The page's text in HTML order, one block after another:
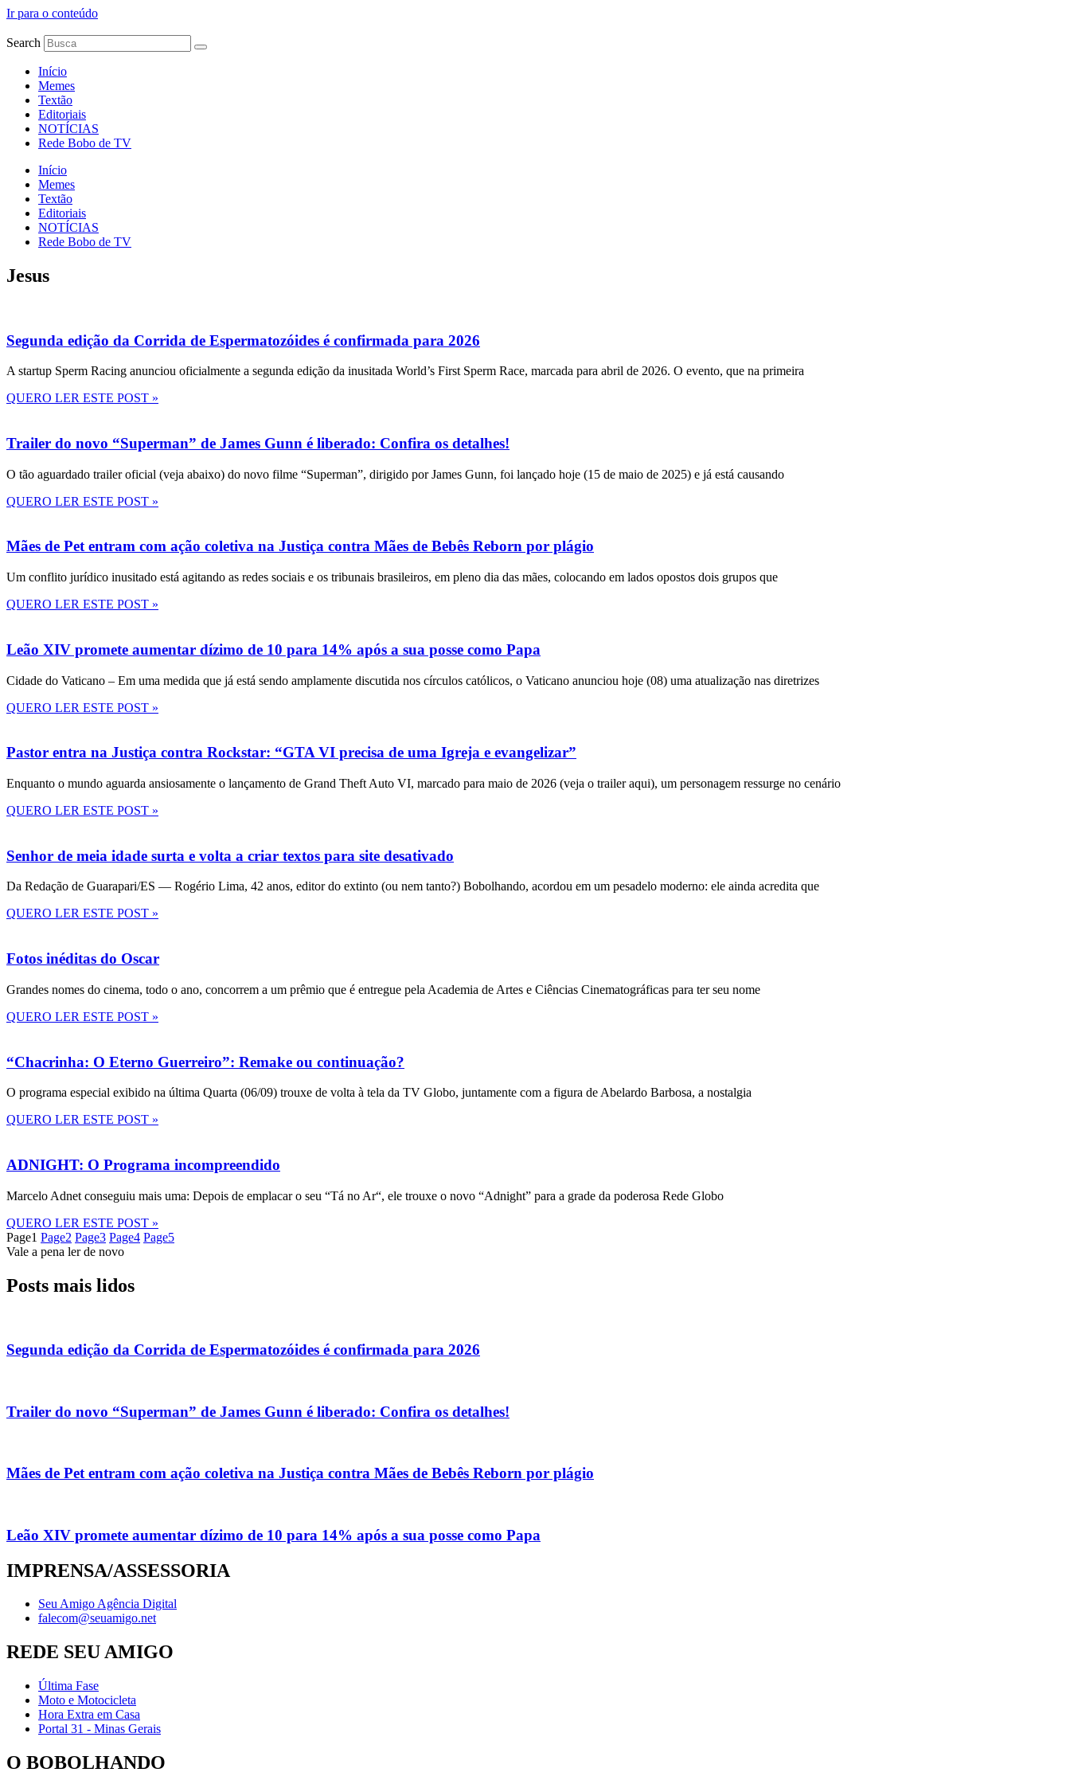
Ir para o conteúdo
Search
Início
Memes
Textão
Editoriais
NOTÍCIAS
Rede Bobo de TV
Início
Memes
Textão
Editoriais
NOTÍCIAS
Rede Bobo de TV
Jesus
Segunda edição da Corrida de Espermatozóides é confirmada para 2026
A startup Sperm Racing anunciou oficialmente a segunda edição da inusitada World’s First Sperm Race, marcada para abril de 2026. O evento, que na primeira
QUERO LER ESTE POST »
Trailer do novo “Superman” de James Gunn é liberado: Confira os detalhes!
O tão aguardado trailer oficial (veja abaixo) do novo filme “Superman”, dirigido por James Gunn, foi lançado hoje (15 de maio de 2025) e já está causando
QUERO LER ESTE POST »
Mães de Pet entram com ação coletiva na Justiça contra Mães de Bebês Reborn por plágio
Um conflito jurídico inusitado está agitando as redes sociais e os tribunais brasileiros, em pleno dia das mães, colocando em lados opostos dois grupos que
QUERO LER ESTE POST »
Leão XIV promete aumentar dízimo de 10 para 14% após a sua posse como Papa
Cidade do Vaticano – Em uma medida que já está sendo amplamente discutida nos círculos católicos, o Vaticano anunciou hoje (08) uma atualização nas diretrizes
QUERO LER ESTE POST »
Pastor entra na Justiça contra Rockstar: “GTA VI precisa de uma Igreja e evangelizar”
Enquanto o mundo aguarda ansiosamente o lançamento de Grand Theft Auto VI, marcado para maio de 2026 (veja o trailer aqui), um personagem ressurge no cenário
QUERO LER ESTE POST »
Senhor de meia idade surta e volta a criar textos para site desativado
Da Redação de Guarapari/ES — Rogério Lima, 42 anos, editor do extinto (ou nem tanto?) Bobolhando, acordou em um pesadelo moderno: ele ainda acredita que
QUERO LER ESTE POST »
Fotos inéditas do Oscar
Grandes nomes do cinema, todo o ano, concorrem a um prêmio que é entregue pela Academia de Artes e Ciências Cinematográficas para ter seu nome
QUERO LER ESTE POST »
“Chacrinha: O Eterno Guerreiro”: Remake ou continuação?
O programa especial exibido na última Quarta (06/09) trouxe de volta à tela da TV Globo, juntamente com a figura de Abelardo Barbosa, a nostalgia
QUERO LER ESTE POST »
ADNIGHT: O Programa incompreendido
Marcelo Adnet conseguiu mais uma: Depois de emplacar o seu “Tá no Ar“, ele trouxe o novo “Adnight” para a grade da poderosa Rede Globo
QUERO LER ESTE POST »
Page1 Page2 Page3 Page4 Page5
Vale a pena ler de novo
Posts mais lidos
Segunda edição da Corrida de Espermatozóides é confirmada para 2026
Trailer do novo “Superman” de James Gunn é liberado: Confira os detalhes!
Mães de Pet entram com ação coletiva na Justiça contra Mães de Bebês Reborn por plágio
Leão XIV promete aumentar dízimo de 10 para 14% após a sua posse como Papa
IMPRENSA/ASSESSORIA
Seu Amigo Agência Digital
falecom@seuamigo.net
REDE SEU AMIGO
Última Fase
Moto e Motocicleta
Hora Extra em Casa
Portal 31 - Minas Gerais
O BOBOLHANDO